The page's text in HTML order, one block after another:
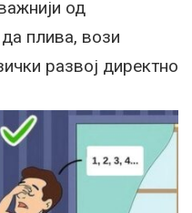
од
да плива, вози
развој директно